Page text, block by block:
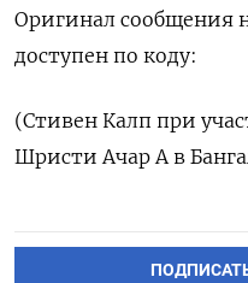
Оригинал сообщения
доступен по коду:
(Стивен Калп при
Шристи Ачар А в